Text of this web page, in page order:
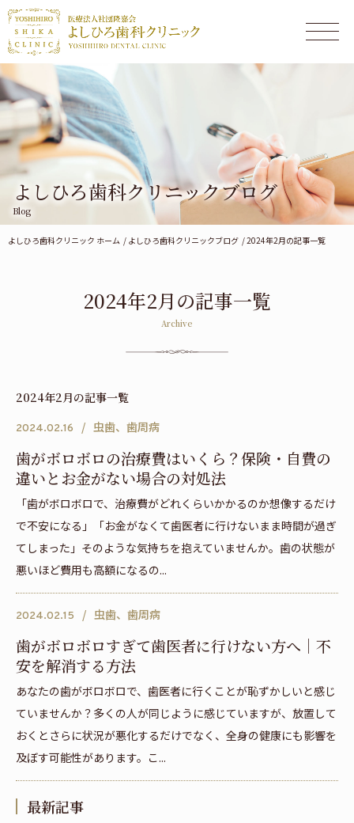
よしひろ歯科クリニックブログ
Blog
よしひろ歯科クリニック ホーム よしひろ歯科クリニックブログ 2024年2月の記事一覧
2024年2月の記事一覧
Archive
2024年2月の記事一覧
2024.02.16 虫歯、歯周病
歯がボロボロの治療費はいくら？保険・自費の
違いとお金がない場合の対処法
「歯がボロボロで、治療費がどれくらいかかるのか想像するだけ
で不安になる」「お金がなくて歯医者に行けないまま時間が過ぎ
てしまった」そのような気持ちを抱えていませんか。歯の状態が
悪いほど費用も高額になるの...
2024.02.15 虫歯、歯周病
歯がボロボロすぎて歯医者に行けない方へ｜不
安を解消する方法
あなたの歯がボロボロで、歯医者に行くことが恥ずかしいと感じ
ていませんか？多くの人が同じように感じていますが、放置して
おくとさらに状況が悪化するだけでなく、全身の健康にも影響を
及ぼす可能性があります。こ...
最新記事